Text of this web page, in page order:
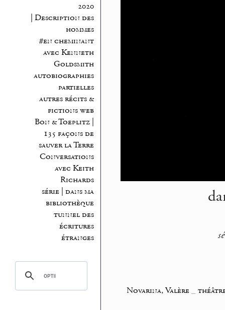
2020
| Description des
hommes
#en cheminant
avec Kenneth
Goldsmith
autobiographies
partielles
autres récits &
fictions web
Bon & Toeplitz |
135 façons de
sauver la Terre
Conversations
avec Keith
Richards
série | dans ma
bibliothèque
tunnel des
écritures
étranges
Novarina, Valère